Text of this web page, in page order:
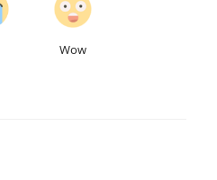
Wow